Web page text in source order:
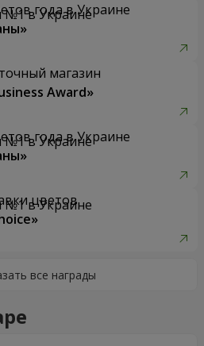
года в Украине
магазин
Award»
года в Украине
цветов